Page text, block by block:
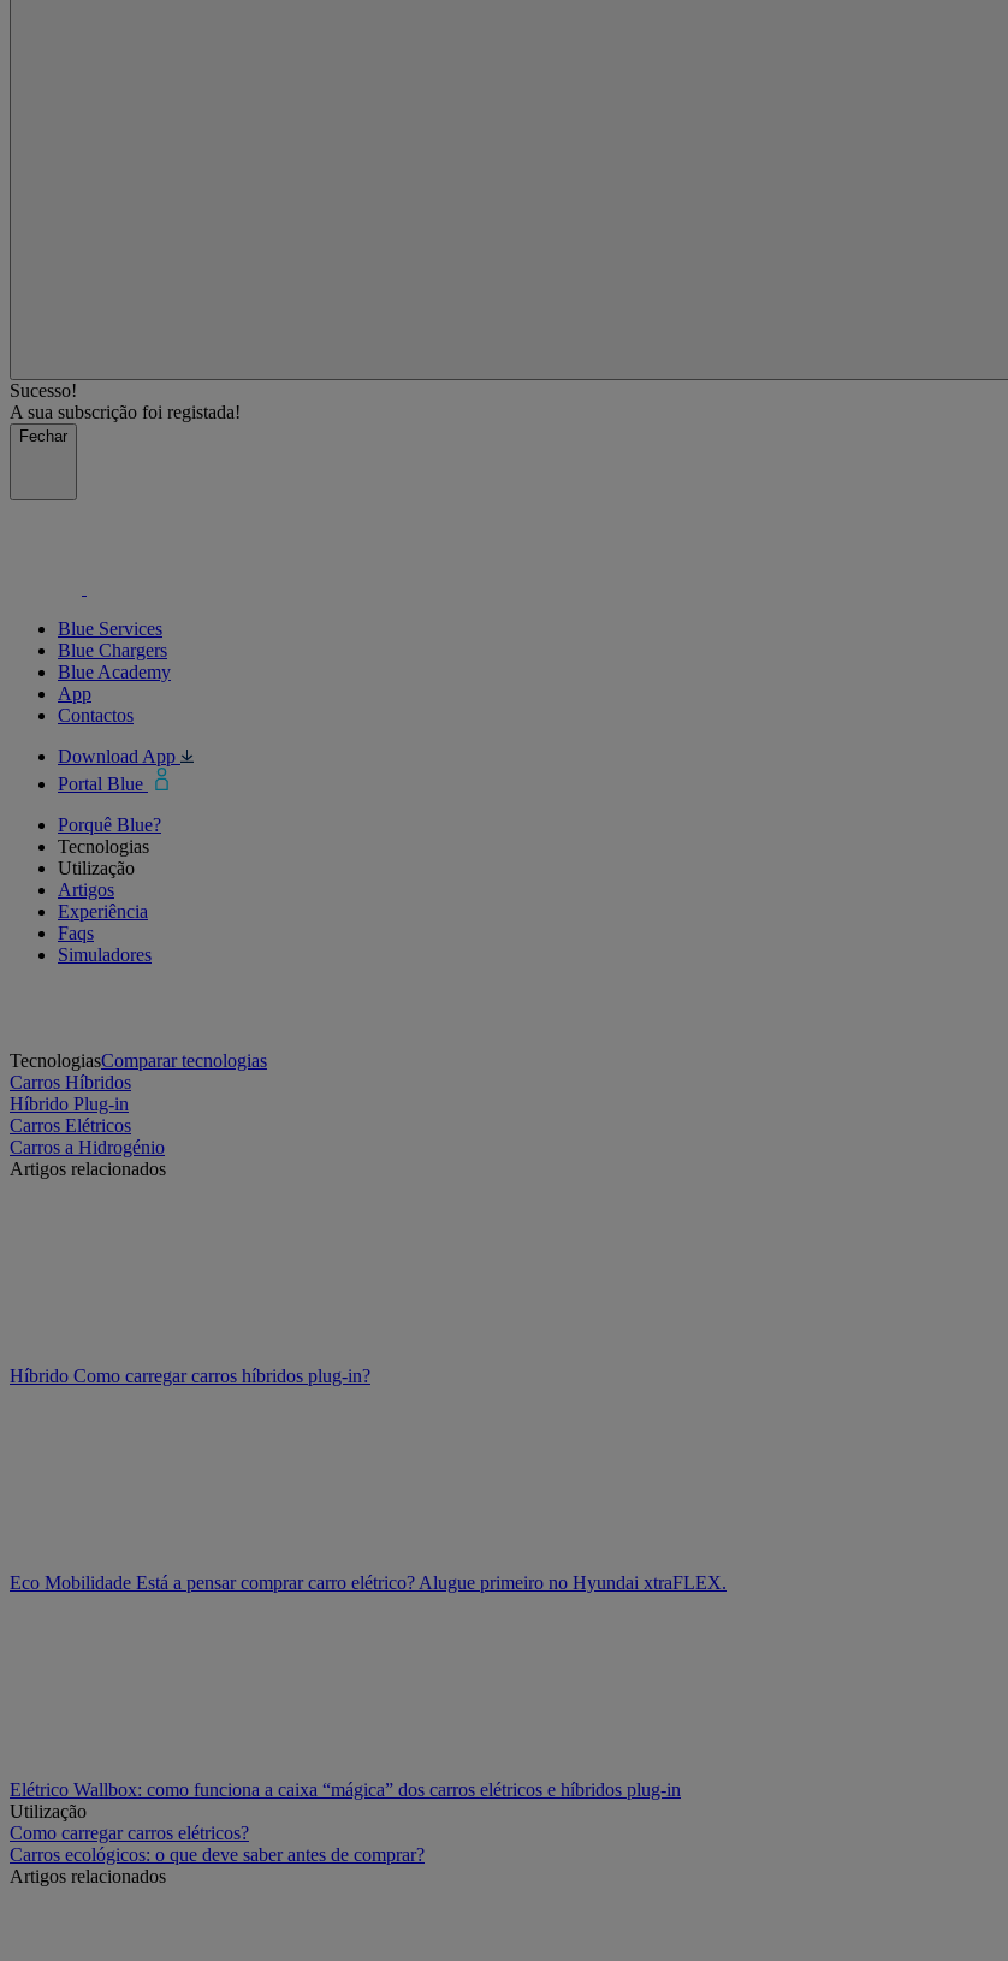
Sucesso!
A sua subscrição foi registada!
Fechar
Blue Services
Blue Chargers
Blue Academy
App
Contactos
Download App
Portal Blue
Porquê Blue?
Tecnologias
Utilização
Artigos
Experiência
Faqs
Simuladores
TecnologiasComparar tecnologias
Carros Híbridos
Híbrido Plug-in
Carros Elétricos
Carros a Hidrogénio
Artigos relacionados
Híbrido Como carregar carros híbridos plug-in?
Eco Mobilidade Está a pensar comprar carro elétrico? Alugue primeiro no Hyundai xtraFLEX.
Elétrico Wallbox: como funciona a caixa “mágica” dos carros elétricos e híbridos plug-in
Utilização
Como carregar carros elétricos?
Carros ecológicos: o que deve saber antes de comprar?
Artigos relacionados